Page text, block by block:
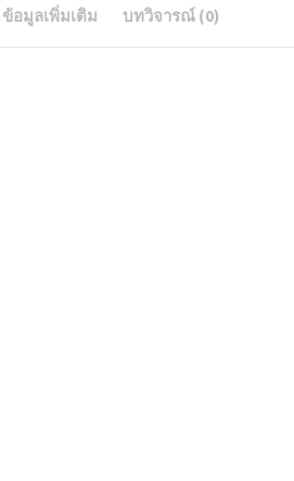
ข้อมูลเพิ่มเติม บทวิจารณ์ (0)